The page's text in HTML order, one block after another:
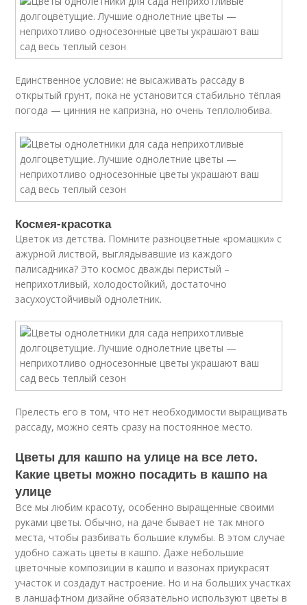
Единственное условие: не высаживать рассаду в
открытый грунт, пока не установится стабильно тёплая
погода — цинния не капризна, но очень теплолюбива.
Космея-красотка
Цветок из детства. Помните разноцветные «ромашки» с
ажурной листвой, выглядывавшие из каждого
палисадника? Это космос дважды перистый –
неприхотливый, холодостойкий, достаточно
засухоустойчивый однолетник.
Прелесть его в том, что нет необходимости выращивать
рассаду, можно сеять сразу на постоянное место.
Цветы для кашпо на улице на все лето.
Какие цветы можно посадить в кашпо на
улице
Все мы любим красоту, особенно выращенные своими
руками цветы. Обычно, на даче бывает не так много
места, чтобы разбивать большие клумбы. В этом случае
удобно сажать цветы в кашпо. Даже небольшие
цветочные композиции в кашпо и вазонах приукрасят
участок и создадут настроение. Но и на больших участках
в ланшафтном дизайне обязательно используют цветы в